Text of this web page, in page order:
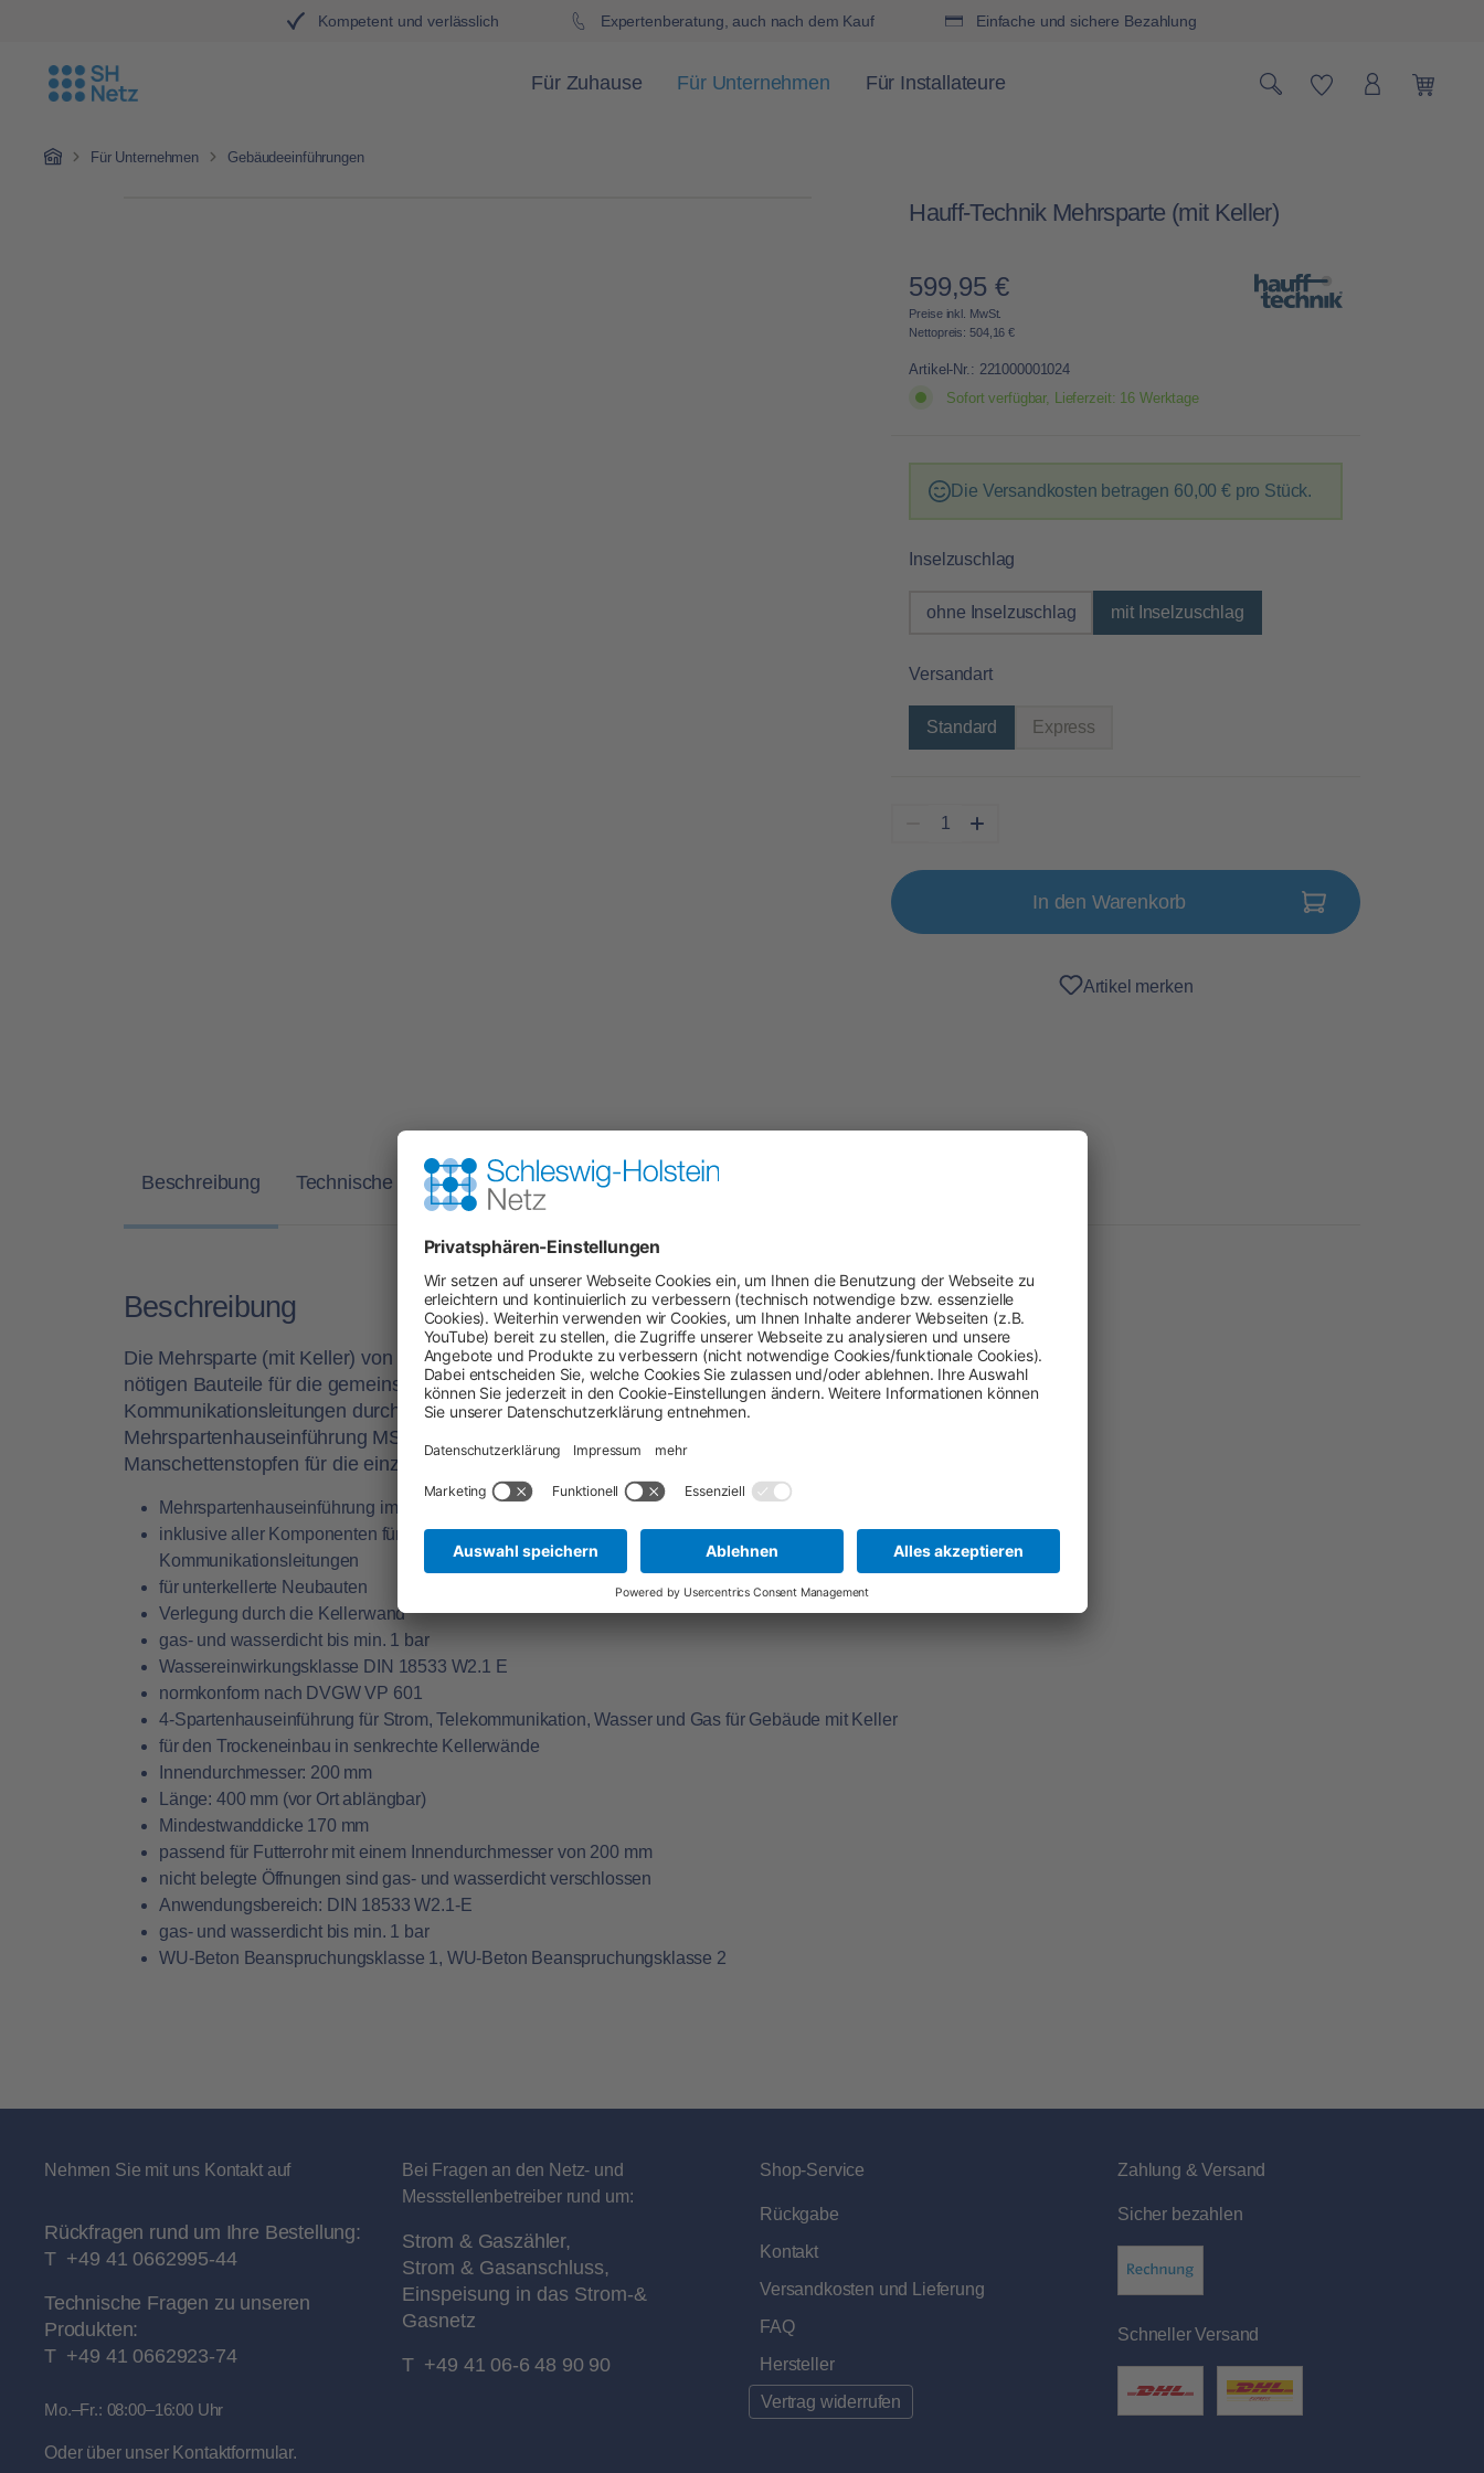
Kompetent und verlässlich Expertenberatung, auch nach dem Kauf Einfache und sichere Bezahlung
Für Zuhause Für Unternehmen Für Installateure Du hast 0
HomeFür Unternehmen Gebäudeeinführungen
Hauff-Technik Mehrsparte (mit Keller)
Regulärer Preis:
599,95 €
Preise inkl. MwSt.
Nettopreis: 504,16 €
Artikel-Nr.: 221000001024
Sofort verfügbar, Lieferzeit: 16 Werktage
Die Versandkosten betragen 60,00 € pro Stück.
Inselzuschlag
ohne Inselzuschlag mit Inselzuschlag
Versandartauswählen
Standard Express
In den Warenkorb
Artikel merken
Beschreibung Technische Daten Downloads Links Hersteller
Beschreibung
Die Mehrsparte (mit Keller) von Hauff-Technik beinhaltet in diesem Bauherrenpaket alle
nötigen Bauteile für die gemeinsame Einführung von Wasser-, Strom-, Gas- und
Kommunikationsleitungen durch die Kellerwand. Das Set enthält hierfür neben der
Mehrspartenhauseinführung MSH PolySafe-GV1 auch alle benötigten Dichtelemente und
Manschettenstopfen für die einzelnen Gewerke.
Mehrspartenhauseinführung im Bauherrenpaket
inklusive aller Komponenten für die Durchführung von Strom-, Gas-, Wasser- und
Kommunikationsleitungen
für unterkellerte Neubauten
Verlegung durch die Kellerwand
gas- und wasserdicht bis min. 1 bar
Wassereinwirkungsklasse DIN 18533 W2.1 E
normkonform nach DVGW VP 601
4-Spartenhauseinführung für Strom, Telekommunikation, Wasser und Gas für Gebäude mit Keller
für den Trockeneinbau in senkrechte Kellerwände
Innendurchmesser: 200 mm
Länge: 400 mm (vor Ort ablängbar)
Mindestwanddicke 170 mm
passend für Futterrohr mit einem Innendurchmesser von 200 mm
nicht belegte Öffnungen sind gas- und wasserdicht verschlossen
Anwendungsbereich: DIN 18533 W2.1-E
gas- und wasserdicht bis min. 1 bar
WU-Beton Beanspruchungsklasse 1, WU-Beton Beanspruchungsklasse 2
Nehmen Sie mit uns Kontakt auf
Rückfragen rund um Ihre Bestellung:
T +49 41 0662995-44
Technische Fragen zu unseren
Produkten:
T +49 41 0662923-74
Mo.–Fr.: 08:00–16:00 Uhr
Oder über unser Kontaktformular.
Bei Fragen an den Netz- und
Messstellenbetreiber rund um:
Strom & Gaszähler,
Strom & Gasanschluss,
Einspeisung in das Strom-&
Gasnetz
T +49 41 06-6 48 90 90
Shop-Service
Rückgabe
Kontakt
Versandkosten und Lieferung
FAQ
Hersteller
Vertrag widerrufen
Zahlung & Versand
Sicher bezahlen
Schneller Versand